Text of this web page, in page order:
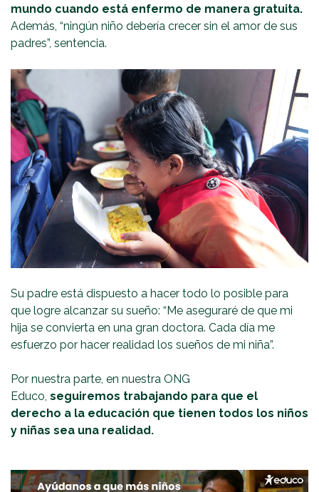
mundo cuando está enfermo de manera gratuita.
Además, “ningún niño debería crecer sin el amor de sus
padres”, sentencia.
Su padre está dispuesto a hacer todo lo posible para
que logre alcanzar su sueño: “Me aseguraré de que mi
hija se convierta en una gran doctora. Cada día me
esfuerzo por hacer realidad los sueños de mi niña”.
Por nuestra parte, en nuestra ONG
Educo, seguiremos trabajando para que el
derecho a la educación que tienen todos los niños
y niñas sea una realidad.